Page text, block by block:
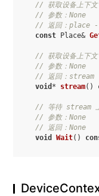
// 获取设备上下
// 参数：None
// 返回：place -
const
Place&
// 获取设备上下
// 参数：None
// 返回：stream
void * stream()
// 等待 stream
// 参数：None
// 返回：None
void
Wait()